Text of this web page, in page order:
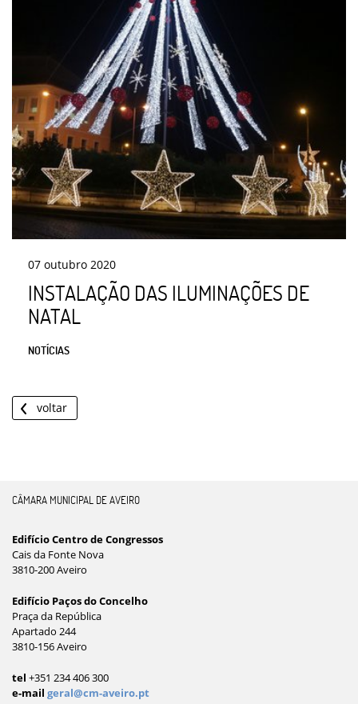
07 outubro 2020
INSTALAÇÃO DAS ILUMINAÇÕES DE
NATAL
NOTÍCIAS
voltar
CÂMARA MUNICIPAL DE AVEIRO
Edifício Centro de Congressos
Cais da Fonte Nova
3810-200 Aveiro
Edifício Paços do Concelho
Praça da República
Apartado 244
3810-156 Aveiro
tel +351 234 406 300
e-mail geral@cm-aveiro.pt